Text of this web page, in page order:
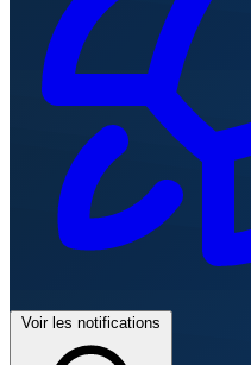
Voir les notifications